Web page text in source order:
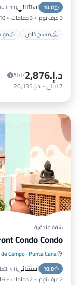
10.0 استثنائي(11 التعليقات
3 غرف نوم 3 حمامات 10 الضيوف
مسبح خاص
حوض
د.إ.‏2,876
/ليلة
7ليالي- د.إ.‏20,135
شقة فندقية
Condo Condo
Punta Cana
·
Campo
10.0 استثنائي(41 التعليقات
2 غرف نوم 2 حمامات 6 الضيوف
حوض
موقف